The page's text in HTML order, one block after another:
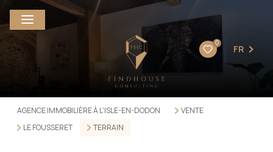
0
FR
AGENCE IMMOBILIÈRE À L'ISLE-EN-DODON
VENTE
LE FOUSSERET
TERRAIN